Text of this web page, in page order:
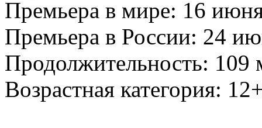
Премьера в мире: 16
Премьера в России: 24
Продолжительность: 109
Возрастная категория: